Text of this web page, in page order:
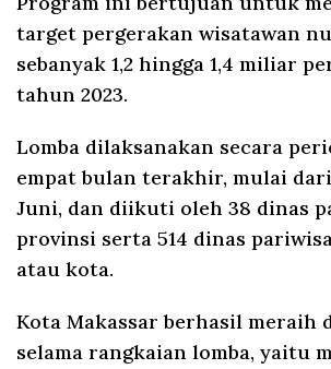
target pergerakan wisatawan
sebanyak 1,2 hingga 1,4 miliar
tahun 2023.
Lomba dilaksanakan secara
empat bulan terakhir, mulai
Juni, dan diikuti oleh 38 dinas
provinsi serta 514 dinas
atau kota.
Kota Makassar berhasil meraih
selama rangkaian lomba, yaitu